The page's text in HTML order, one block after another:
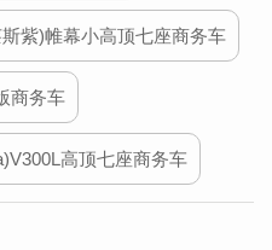
紫)帷幕小高顶七座商务车
商务车
高顶七座商务车